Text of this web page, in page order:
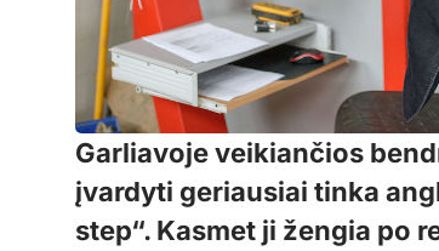
Garliavoje veikiančios
įvardyti geriausiai tinka
step“. Kasmet ji žengia po